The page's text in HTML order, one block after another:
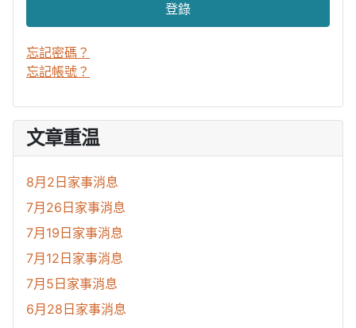
登錄
忘記密碼？
忘記帳號？
文章重温
8月2日家事消息
7月26日家事消息
7月19日家事消息
7月12日家事消息
7月5日家事消息
6月28日家事消息